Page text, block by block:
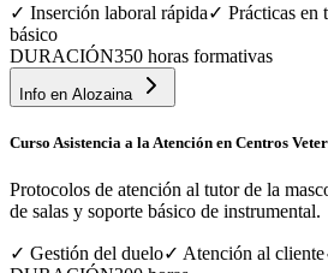
✓ Inserción laboral rápida✓ Prácticas en
básico
DURACIÓN350 horas formativas
Info en Alozaina
Curso Asistencia a la Atención en Centros
Protocolos de atención al tutor de la
de salas y soporte básico de instrumental.
✓ Gestión del duelo✓ Atención al cliente